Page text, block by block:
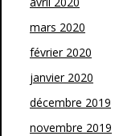
mars 2020
février 2020
janvier 2020
décembre 2019
novembre 2019